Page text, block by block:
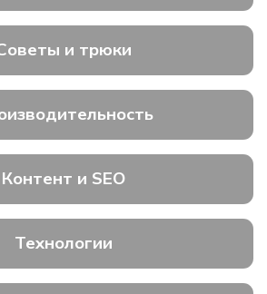
и трюки
Контент и SEO
Технологии